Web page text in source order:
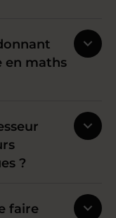
en maths
?
faire